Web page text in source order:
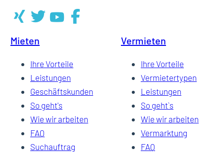
Mieten
Ihre Vorteile
Leistungen
Geschäftskunden
So geht's
Wie wir arbeiten
FAQ
Suchauftrag
Vermieten
Ihre Vorteile
Vermietertypen
Leistungen
So geht`s
Wie wir arbeiten
Vermarktung
FAQ